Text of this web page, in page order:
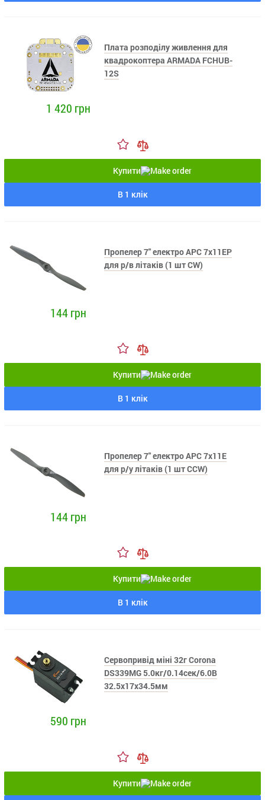
Плата розподілу живлення для
квадрокоптера ARMADA FCHUB-
12S
1 420 грн
Купити
В 1 клік
Пропелер 7" електро APC 7x11EP
для р/в літаків (1 шт CW)
144 грн
Купити
В 1 клік
Пропелер 7" електро APC 7x11E
для р/у літаків (1 шт CCW)
144 грн
Купити
В 1 клік
Сервопривід міні 32г Corona
DS339MG 5.0кг/0.14сек/6.0В
32.5x17x34.5мм
590 грн
Купити